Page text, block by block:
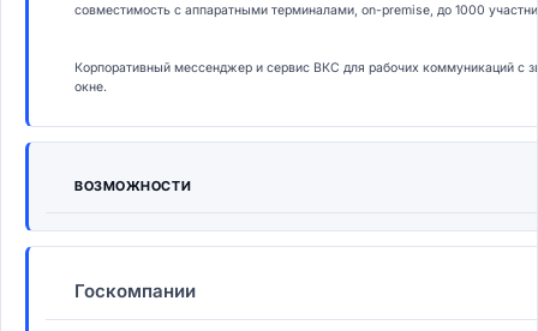
совместимость с аппаратными терминалами, on-premise, до 1000
Корпоративный мессенджер и сервис ВКС для рабочих коммуникаций с
окне.
ВОЗМОЖНОСТИ
Госкомпании